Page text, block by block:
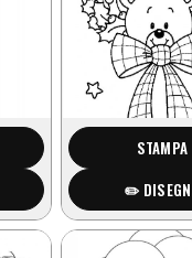
STAMPA
✏️